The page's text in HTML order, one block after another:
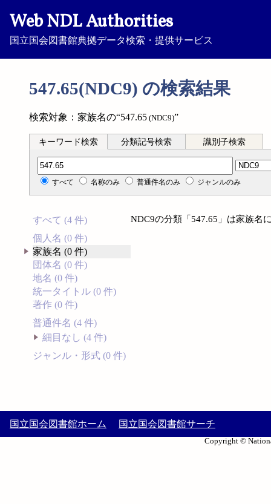
Web NDL Authorities
国立国会図書館典拠データ検索・提供サービス
547.65(NDC9) の検索結果
検索対象：家族名の“547.65 (NDC9)”
キーワード検索 分類記号検索 識別子検索
分類記号検索
すべて 名称のみ 普通件名のみ ジャンルのみ
すべて (4 件)
個人名 (0 件)
家族名 (0 件)
団体名 (0 件)
地名 (0 件)
統一タイトル (0 件)
著作 (0 件)
普通件名 (4 件)
細目なし (4 件)
ジャンル・形式 (0 件)
NDC9の分類「547.65」は家族名
国立国会図書館ホーム 国立国会図書館サーチ
Copyright ©